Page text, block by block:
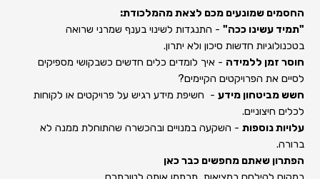
החסמים שמונעים מכם לצאת מהמלכודת:
"תמיד עשינו ככה" - התנגדות לשינוי בענף שמרני שרואה
בטכנולוגיות חדשות סיכון ולא יתרון.
חוסר זמן ללמידה - איך לומדים כלים חדשים כשבקושי מספיקים
לסיים את הפרויקטים הקיימים?
חשש מביטחון מידע - חשיפת מידע רגיש על פרויקטים או לקוחות
לכלים חיצוניים.
עלויות נוספות - השקעה במנויים ובהכשרה שהתוחלת ממנה לא
ברורה.
הפתרון שאתם מחפשים כבר כאן